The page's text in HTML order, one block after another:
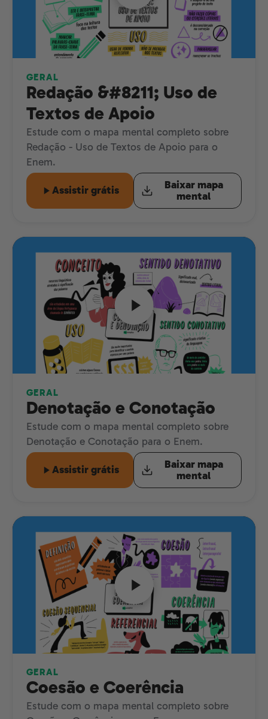
GERAL
Redação &#8211; Uso de
Textos de Apoio
Estude com o mapa mental completo sobre
Redação - Uso de Textos de Apoio para o
Enem.
Assistir grátis
Baixar mapa
mental
GERAL
Denotação e Conotação
Estude com o mapa mental completo sobre
Denotação e Conotação para o Enem.
Assistir grátis
Baixar mapa
mental
GERAL
Coesão e Coerência
Estude com o mapa mental completo sobre